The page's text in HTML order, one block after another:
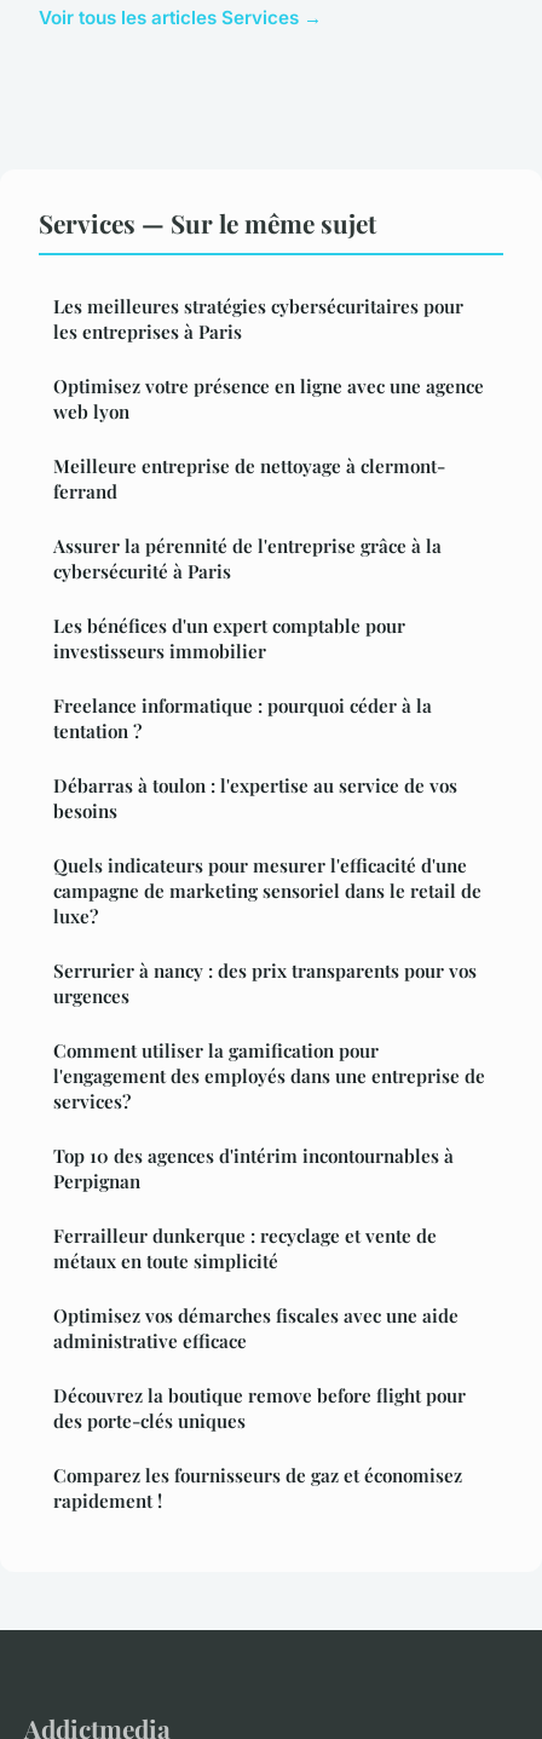
Voir tous les articles Services →
Services — Sur le même sujet
Les meilleures stratégies cybersécuritaires pour
les entreprises à Paris
Optimisez votre présence en ligne avec une agence
web lyon
Meilleure entreprise de nettoyage à clermont-
ferrand
Assurer la pérennité de l'entreprise grâce à la
cybersécurité à Paris
Les bénéfices d'un expert comptable pour
investisseurs immobilier
Freelance informatique : pourquoi céder à la
tentation ?
Débarras à toulon : l'expertise au service de vos
besoins
Quels indicateurs pour mesurer l'efficacité d'une
campagne de marketing sensoriel dans le retail de
luxe?
Serrurier à nancy : des prix transparents pour vos
urgences
Comment utiliser la gamification pour
l'engagement des employés dans une entreprise de
services?
Top 10 des agences d'intérim incontournables à
Perpignan
Ferrailleur dunkerque : recyclage et vente de
métaux en toute simplicité
Optimisez vos démarches fiscales avec une aide
administrative efficace
Découvrez la boutique remove before flight pour
des porte-clés uniques
Comparez les fournisseurs de gaz et économisez
rapidement !
Addictmedia